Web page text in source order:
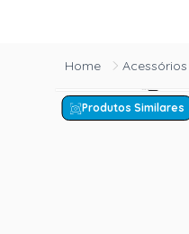
Acessórios
Produtos Similares